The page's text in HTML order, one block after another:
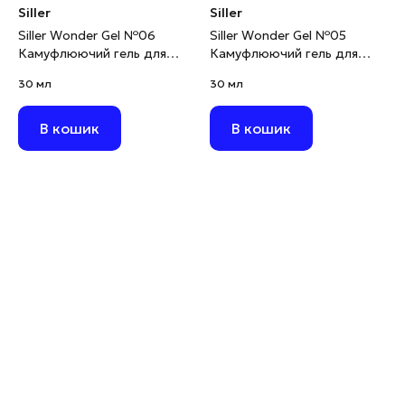
Siller
Siller Wonder Gel №06
Камуфлюючий гель для
ліловий, 30 мл
30 мл
В кошик
Siller
Siller Wonder Gel №05
Камуфлюючий гель для
рожевий, 30 мл
30 мл
В кошик